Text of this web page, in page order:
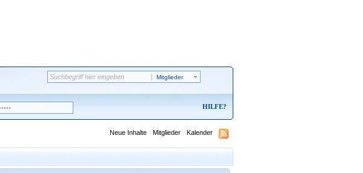
Mitglieder
HILFE
Neue Inhalte Mitglieder Kalender